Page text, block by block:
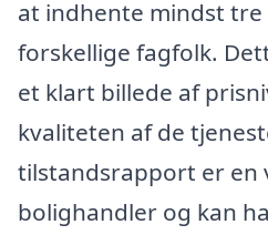
at indhente mindst
forskellige fagfolk.
et klart billede af
kvaliteten af de
tilstandsrapport er en
bolighandler og kan